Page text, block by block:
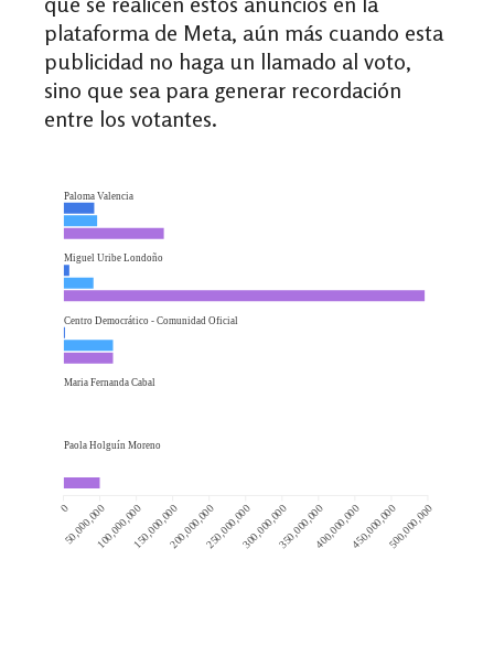
plataforma de Meta, aún más cuando esta
publicidad no haga un llamado al voto,
sino que sea para generar recordación
entre los votantes.